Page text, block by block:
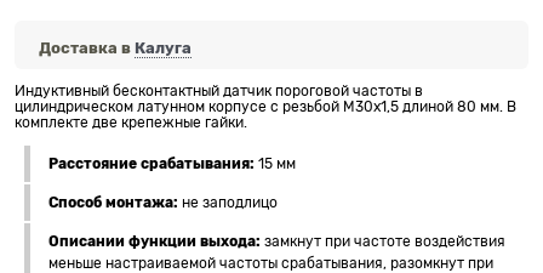
Доставка в Калуга
Индуктивный бесконтактный датчик пороговой частоты в
цилиндрическом латунном корпусе с резьбой M30x1,5 длиной 80 мм. В
комплекте две крепежные гайки.
Расстояние срабатывания: 15 мм
Способ монтажа: не заподлицо
Описании функции выхода: замкнут при частоте воздействия
меньше настраиваемой частоты срабатывания, разомкнут при